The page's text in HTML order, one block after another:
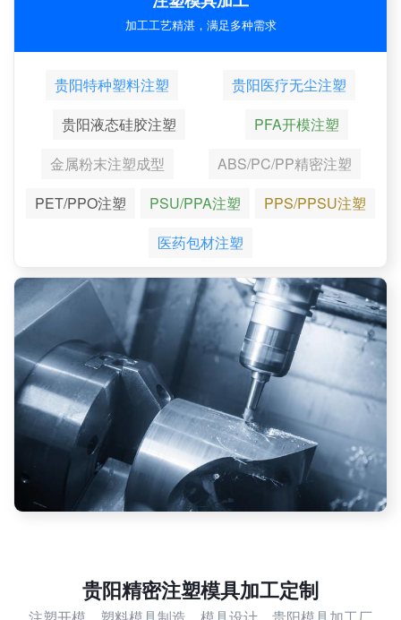
加工工艺精湛，满足多种需求
贵阳特种塑料注塑
贵阳医疗无尘注塑
贵阳液态硅胶注塑
PFA开模注塑
金属粉末注塑成型
ABS/PC/PP精密注塑
PET/PPO注塑
PSU/PPA注塑
PPS/PPSU注塑
医药包材注塑
贵阳精密注塑模具加工定制